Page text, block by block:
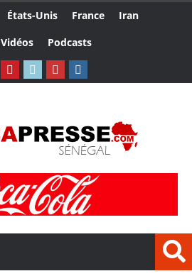
États-Unis France
Iran
Vidéos Podcasts